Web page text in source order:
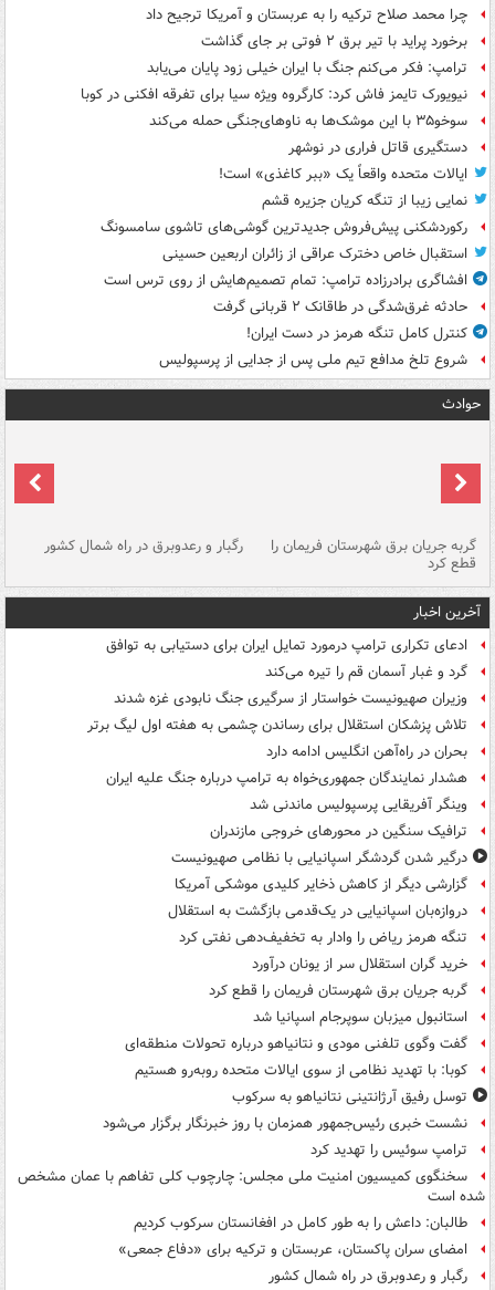
چرا محمد صلاح ترکیه را به عربستان و آمریکا ترجیح داد
برخورد پراید با تیر برق ۲ فوتی بر جای گذاشت
ترامپ: فکر می‌کنم جنگ با ایران خیلی زود پایان می‌یابد
نیویورک تایمز فاش کرد: کارگروه ویژه سیا برای تفرقه افکنی در کوبا
سوخو۳۵ با این موشک‌ها به ناوهای‌جنگی حمله می‌کند
دستگیری قاتل فراری در نوشهر
ایالات متحده واقعاً یک «ببر کاغذی» است!
نمایی زیبا از تنگه کریان جزیره قشم
رکوردشکنی پیش‌فروش جدیدترین گوشی‌های تاشوی سامسونگ
استقبال خاص دخترک عراقی از زائران اربعین حسینی
افشاگری برادرزاده ترامپ: تمام تصمیم‌هایش از روی ترس است
حادثه غرق‌شدگی در طاقانک ۲ قربانی گرفت
کنترل کامل تنگه هرمز در دست ایران!
شروع تلخ مدافع تیم ملی پس از جدایی از پرسپولیس
حوادث
گربه جریان برق شهرستان فریمان را
قطع کرد
رگبار و رعدوبرق در راه شمال کشور
آخرین اخبار
ادعای تکراری ترامپ درمورد تمایل ایران برای دستیابی به توافق
گرد و غبار آسمان قم را تیره می‌کند
وزیران صهیونیست خواستار از سرگیری جنگ نابودی غزه شدند
تلاش پزشکان استقلال برای رساندن چشمی به هفته اول لیگ برتر
بحران در راه‌آهن انگلیس ادامه دارد
هشدار نمایندگان جمهوری‌خواه به ترامپ درباره جنگ علیه ایران
وینگر آفریقایی پرسپولیس ماندنی شد
ترافیک سنگین در محورهای خروجی مازندران
درگیر شدن گردشگر اسپانیایی با نظامی صهیونیست
گزارشی دیگر از کاهش ذخایر کلیدی موشکی آمریکا
دروازه‌بان اسپانیایی در یک‌قدمی بازگشت به استقلال
تنگه هرمز ریاض را وادار به تخفیف‌دهی نفتی کرد
خرید گران استقلال سر از یونان درآورد
گربه جریان برق شهرستان فریمان را قطع کرد
استانبول میزبان سوپرجام اسپانیا شد
گفت وگوی تلفنی مودی و نتانیاهو درباره تحولات منطقه‌ای
کوبا: با تهدید نظامی از سوی ایالات متحده روبه‌رو هستیم
توسل رفیق آرژانتینی نتانیاهو به سرکوب
نشست خبری رئیس‌جمهور همزمان با روز خبرنگار برگزار می‌شود
ترامپ سوئیس را تهدید کرد
سخنگوی کمیسیون امنیت ملی مجلس: چارچوب کلی تفاهم با عمان مشخص
شده است
طالبان: داعش را به طور کامل در افغانستان سرکوب کردیم
امضای سران پاکستان، عربستان و ترکیه برای «دفاع جمعی»
رگبار و رعدوبرق در راه شمال کشور